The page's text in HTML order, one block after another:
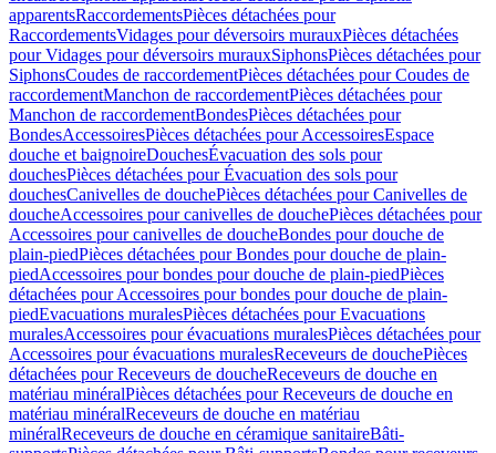
apparentsRaccordementsPièces détachées pour
RaccordementsVidages pour déversoirs murauxPièces détachées
pour Vidages pour déversoirs murauxSiphonsPièces détachées pour
SiphonsCoudes de raccordementPièces détachées pour Coudes de
raccordementManchon de raccordementPièces détachées pour
Manchon de raccordementBondesPièces détachées pour
BondesAccessoiresPièces détachées pour AccessoiresEspace
douche et baignoireDouchesÉvacuation des sols pour
douchesPièces détachées pour Évacuation des sols pour
douchesCanivelles de douchePièces détachées pour Canivelles de
doucheAccessoires pour canivelles de douchePièces détachées pour
Accessoires pour canivelles de doucheBondes pour douche de
plain-piedPièces détachées pour Bondes pour douche de plain-
piedAccessoires pour bondes pour douche de plain-piedPièces
détachées pour Accessoires pour bondes pour douche de plain-
piedEvacuations muralesPièces détachées pour Evacuations
muralesAccessoires pour évacuations muralesPièces détachées pour
Accessoires pour évacuations muralesReceveurs de douchePièces
détachées pour Receveurs de doucheReceveurs de douche en
matériau minéralPièces détachées pour Receveurs de douche en
matériau minéralReceveurs de douche en matériau
minéralReceveurs de douche en céramique sanitaireBâti-